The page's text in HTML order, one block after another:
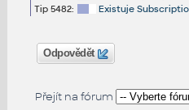
Tip 5482:
Existuje
Odpovědět
Přejít na fórum